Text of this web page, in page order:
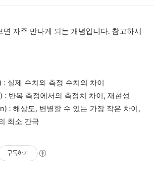
면 자주 만나게 되는 개념입니다. 참고하시
실제 수치와 측정 수치의 차이
반복 측정에서의 측정치 차이, 재현성
: 해상도, 변별할 수 있는 가장 작은 차이,
최소 간극
구독하기